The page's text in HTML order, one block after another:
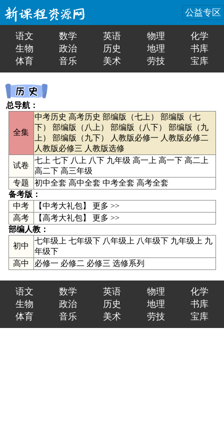
公益专区
语文 数学 英语 物理
化学
生物
政治 历史 地理
书库
体育
音乐 美术 劳技 宝库
总导航：
全集
中考历史 高考历史 部编版（七上）
部编版（七
下）
部编版（八上） 部编版（八下）
部编版（九
上）
部编版（九下） 人教版必修一 人教版必修二
人教版必修三 人教版选修
试卷
七上 七下 八上 八下 九年级 高一上 高一下 高二上
高二下 高三年级
专题
初中全套 高中全套 中考全套 高考全套
备考版：
中考
【中考大礼包】 更多 >>
高考
【高考大礼包】 更多 >>
部编人教：
初中
七年级上 七年级下 八年级上 八年级下 九年级上 九
年级下
高中
必修一 必修二 必修三 选修系列
语文 数学 英语 物理
化学
生物
政治 历史 地理
书库
体育
音乐 美术 劳技 宝库